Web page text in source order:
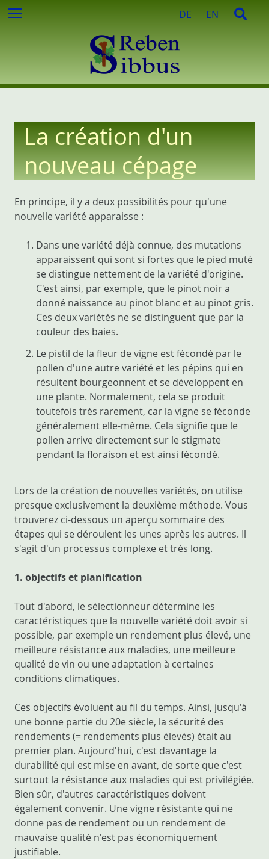
DE EN
h
e
La création d'un
nouveau cépage
En principe, il y a deux possibilités pour qu'une
nouvelle variété apparaisse :
Dans une variété déjà connue, des mutations
apparaissent qui sont si fortes que le pied muté
se distingue nettement de la variété d'origine.
C'est ainsi, par exemple, que le pinot noir a
donné naissance au pinot blanc et au pinot gris.
Ces deux variétés ne se distinguent que par la
couleur des baies.
Le pistil de la fleur de vigne est fécondé par le
pollen d'une autre variété et les pépins qui en
résultent bourgeonnent et se développent en
une plante. Normalement, cela se produit
toutefois très rarement, car la vigne se féconde
généralement elle-même. Cela signifie que le
pollen arrive directement sur le stigmate
pendant la floraison et est ainsi fécondé.
Lors de la création de nouvelles variétés, on utilise
presque exclusivement la deuxième méthode. Vous
trouverez ci-dessous un aperçu sommaire des
étapes qui se déroulent les unes après les autres. Il
s'agit d'un processus complexe et très long.
1. objectifs et planification
Tout d'abord, le sélectionneur détermine les
caractéristiques que la nouvelle variété doit avoir si
possible, par exemple un rendement plus élevé, une
meilleure résistance aux maladies, une meilleure
qualité de vin ou une adaptation à certaines
conditions climatiques.
Ces objectifs évoluent au fil du temps. Ainsi, jusqu'à
une bonne partie du 20e siècle, la sécurité des
rendements (= rendements plus élevés) était au
premier plan. Aujourd'hui, c'est davantage la
durabilité qui est mise en avant, de sorte que c'est
surtout la résistance aux maladies qui est privilégiée.
Bien sûr, d'autres caractéristiques doivent
également convenir. Une vigne résistante qui ne
donne pas de rendement ou un rendement de
mauvaise qualité n'est pas économiquement
justifiable.